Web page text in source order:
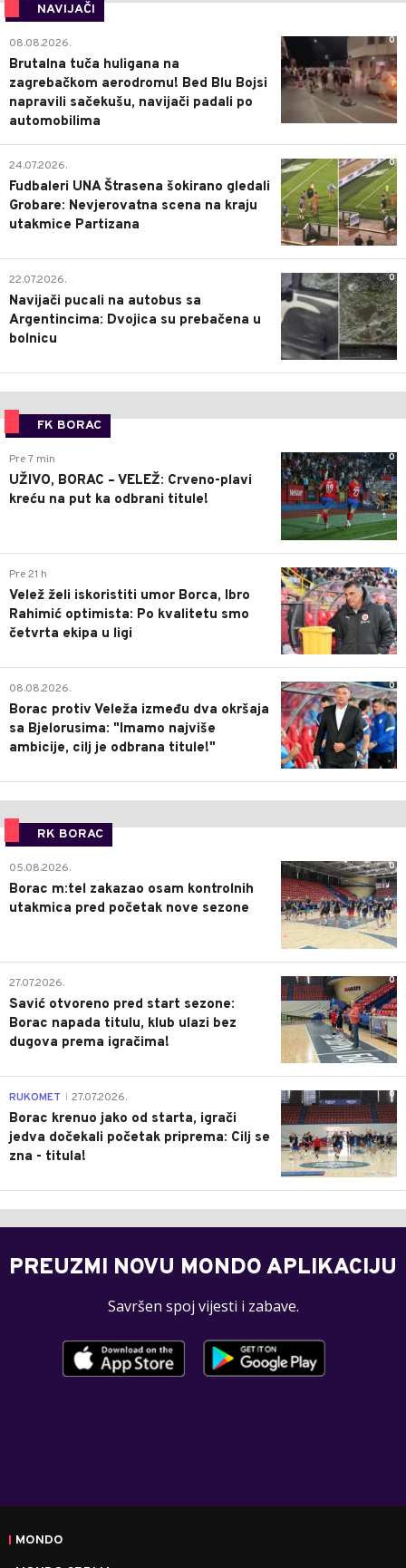
NAVIJAČI
0
08.08.2026.
Brutalna tuča huligana na
zagrebačkom aerodromu! Bed Blu Bojsi
napravili sačekušu, navijači padali po
automobilima
0
24.07.2026.
Fudbaleri UNA Štrasena šokirano gledali
Grobare: Nevjerovatna scena na kraju
utakmice Partizana
0
22.07.2026.
Navijači pucali na autobus sa
Argentincima: Dvojica su prebačena u
bolnicu
FK BORAC
0
Pre 7 min
UŽIVO, BORAC – VELEŽ: Crveno-plavi
kreću na put ka odbrani titule!
0
Pre 21 h
Velež želi iskoristiti umor Borca, Ibro
Rahimić optimista: Po kvalitetu smo
četvrta ekipa u ligi
0
08.08.2026.
Borac protiv Veleža između dva okršaja
sa Bjelorusima: "Imamo najviše
ambicije, cilj je odbrana titule!"
RK BORAC
0
05.08.2026.
Borac m:tel zakazao osam kontrolnih
utakmica pred početak nove sezone
0
27.07.2026.
Savić otvoreno pred start sezone:
Borac napada titulu, klub ulazi bez
dugova prema igračima!
0
RUKOMET 27.07.2026.
Borac krenuo jako od starta, igrači
jedva dočekali početak priprema: Cilj se
zna - titula!
PREUZMI NOVU MONDO APLIKACIJU
Savršen spoj vijesti i zabave.
MONDO